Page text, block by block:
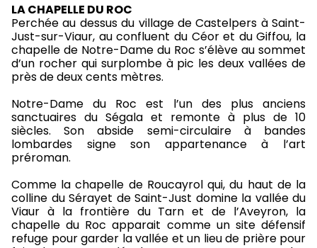
LA CHAPELLE DU ROC
Perchée au dessus du village de Castelpers à Saint-
Just-sur-Viaur, au confluent du Céor et du Giffou, la
chapelle de Notre-Dame du Roc s’élève au sommet
d’un rocher qui surplombe à pic les deux vallées de
près de deux cents mètres.
Notre-Dame du Roc est l’un des plus anciens
sanctuaires du Ségala et remonte à plus de 10
siècles. Son abside semi-circulaire à bandes
lombardes signe son appartenance à l’art
préroman.
Comme la chapelle de Roucayrol qui, du haut de la
colline du Sérayet de Saint-Just domine la vallée du
Viaur à la frontière du Tarn et de l’Aveyron, la
chapelle du Roc apparait comme un site défensif
refuge pour garder la vallée et un lieu de prière pour